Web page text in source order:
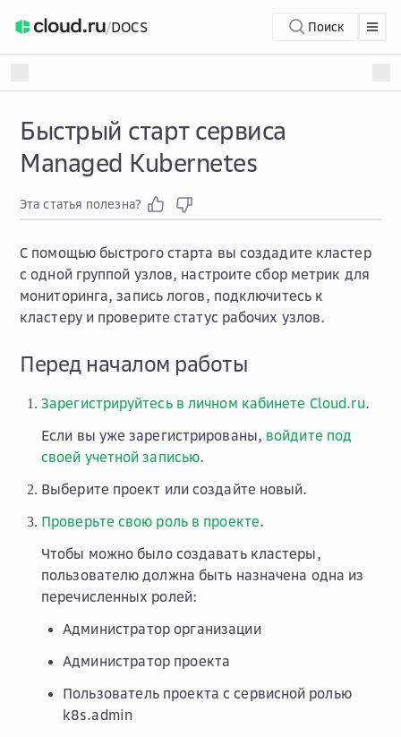
/DOCS Поиск
Быстрый старт сервиса
Managed Kubernetes
Эта статья полезна?
С помощью быстрого старта вы создадите кластер
с одной группой узлов, настроите сбор метрик для
мониторинга,запись логов, подключитесь к
кластеру и проверите статус рабочих узлов.
Перед началом работы
Зарегистрируйтесь в личном кабинете Cloud.ru.
Если вы уже зарегистрированы, войдите под
своей учетной записью.
Выберите проект или создайте новый.
Проверьте свою роль в проекте.
Чтобы можно было создавать кластеры,
пользователю должна быть назначена одна из
перечисленных ролей:
Администратор организации
Администратор проекта
Пользователь проекта с сервисной ролью
k8s.admin